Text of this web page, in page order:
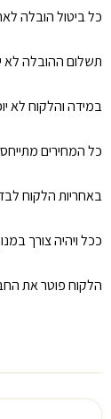
כל ביטול הובלה לאחר
תשלום ההובלה לא
במידה והלקוח לא
כל המחירים מתייחסים להובלה
באחריות הלקוח
ככל ויהיה צורך
הלקוח פוטר את